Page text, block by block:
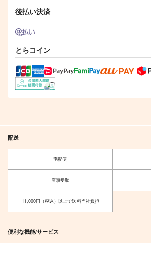
後払い決済
とらコイン
配送
宅配便
店頭受取
11,000円（税込）以上で送料当社負担
便利な機能/サービス